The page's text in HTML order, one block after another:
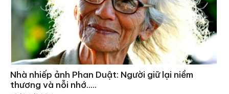
Nhà nhiếp ảnh Phan Duật: Người giữ lại niềm
thương và nỗi nhớ…..